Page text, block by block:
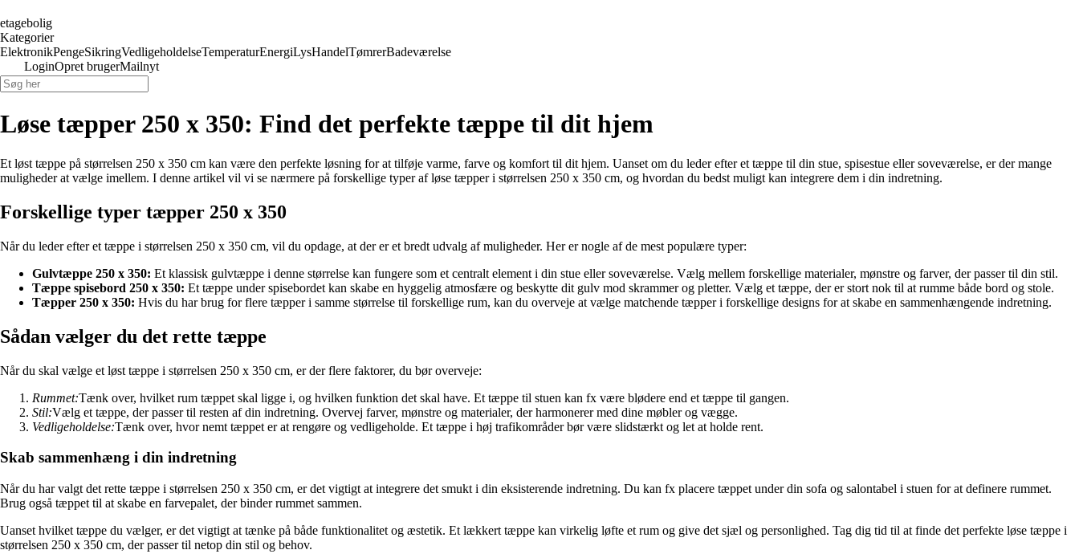
etagebolig
Kategorier
ElektronikPengeSikringVedligeholdelseTemperaturEnergiLysHandelTømrerBadeværelse
LoginOpret brugerMailnyt
Løse tæpper 250 x 350: Find det perfekte tæppe til dit hjem
Et løst tæppe på størrelsen 250 x 350 cm kan være den perfekte løsning for at tilføje varme, farve og komfort til dit hjem. Uanset om du leder efter et tæppe til din stue, spisestue eller soveværelse, er der mange
muligheder at vælge imellem. I denne artikel vil vi se nærmere på forskellige typer af løse tæpper i størrelsen 250 x 350 cm, og hvordan du bedst muligt kan integrere dem i din indretning.
Forskellige typer tæpper 250 x 350
Når du leder efter et tæppe i størrelsen 250 x 350 cm, vil du opdage, at der er et bredt udvalg af muligheder. Her er nogle af de mest populære typer:
Gulvtæppe 250 x 350: Et klassisk gulvtæppe i denne størrelse kan fungere som et centralt element i din stue eller soveværelse. Vælg mellem forskellige materialer, mønstre og farver, der passer til din stil.
Tæppe spisebord 250 x 350: Et tæppe under spisebordet kan skabe en hyggelig atmosfære og beskytte dit gulv mod skrammer og pletter. Vælg et tæppe, der er stort nok til at rumme både bord og stole.
Tæpper 250 x 350: Hvis du har brug for flere tæpper i samme størrelse til forskellige rum, kan du overveje at vælge matchende tæpper i forskellige designs for at skabe en sammenhængende indretning.
Sådan vælger du det rette tæppe
Når du skal vælge et løst tæppe i størrelsen 250 x 350 cm, er der flere faktorer, du bør overveje:
Rummet:Tænk over, hvilket rum tæppet skal ligge i, og hvilken funktion det skal have. Et tæppe til stuen kan fx være blødere end et tæppe til gangen.
Stil:Vælg et tæppe, der passer til resten af din indretning. Overvej farver, mønstre og materialer, der harmonerer med dine møbler og vægge.
Vedligeholdelse:Tænk over, hvor nemt tæppet er at rengøre og vedligeholde. Et tæppe i høj trafikområder bør være slidstærkt og let at holde rent.
Skab sammenhæng i din indretning
Når du har valgt det rette tæppe i størrelsen 250 x 350 cm, er det vigtigt at integrere det smukt i din eksisterende indretning. Du kan fx placere tæppet under din sofa og salontabel i stuen for at definere rummet.
Brug også tæppet til at skabe en farvepalet, der binder rummet sammen.
Uanset hvilket tæppe du vælger, er det vigtigt at tænke på både funktionalitet og æstetik. Et lækkert tæppe kan virkelig løfte et rum og give det sjæl og personlighed. Tag dig tid til at finde det perfekte løse tæppe i
størrelsen 250 x 350 cm, der passer til netop din stil og behov.